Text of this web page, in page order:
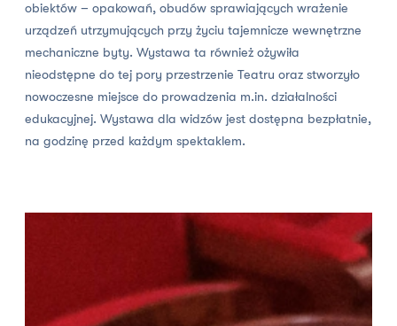
obiektów – opakowań, obudów sprawiających wrażenie
urządzeń utrzymujących przy życiu tajemnicze wewnętrzne
mechaniczne byty. Wystawa ta również ożywiła
nieodstępne do tej pory przestrzenie Teatru oraz stworzyło
nowoczesne miejsce do prowadzenia m.in. działalności
edukacyjnej. Wystawa dla widzów jest dostępna bezpłatnie,
na godzinę przed każdym spektaklem.